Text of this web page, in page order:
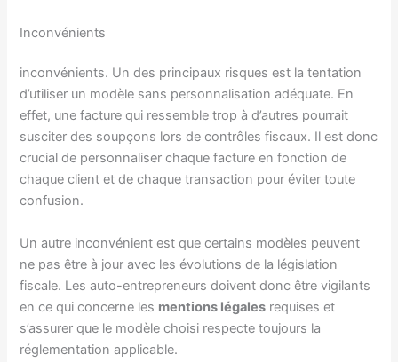
Inconvénients
inconvénients. Un des principaux risques est la tentation
d’utiliser un modèle sans personnalisation adéquate. En
effet, une facture qui ressemble trop à d’autres pourrait
susciter des soupçons lors de contrôles fiscaux. Il est donc
crucial de personnaliser chaque facture en fonction de
chaque client et de chaque transaction pour éviter toute
confusion.
Un autre inconvénient est que certains modèles peuvent
ne pas être à jour avec les évolutions de la législation
fiscale. Les auto-entrepreneurs doivent donc être vigilants
en ce qui concerne les mentions légales requises et
s’assurer que le modèle choisi respecte toujours la
réglementation applicable.